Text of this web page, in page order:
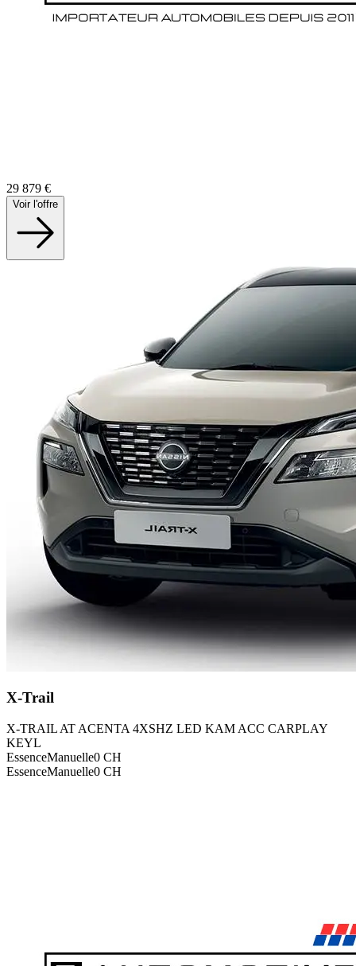
29 879 €
Voir l'offre
X-Trail
X-TRAIL AT ACENTA 4XSHZ LED KAM ACC CARPLAY
KEYL
EssenceManuelle0 CH
EssenceManuelle0 CH